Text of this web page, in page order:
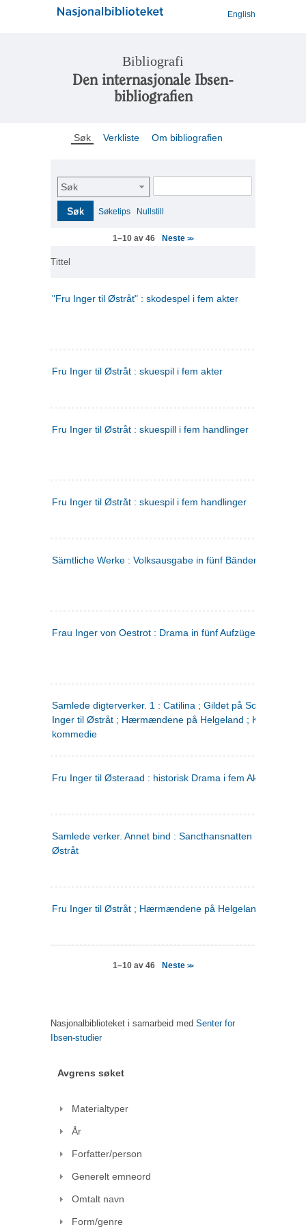
English
Bibliografi
Den internasjonale Ibsen-
bibliografien
Søk Verkliste Om bibliografien
Søk
Søk Søketips Nullstill
1–10 av 46 Neste>>
Tittel
"Fru Inger til Østråt" : skodespel i fem akter
Fru Inger til Østråt : skuespil i fem akter
Fru Inger til Østråt : skuespill i fem handlinger
Fru Inger til Østråt : skuespil i fem handlinger
Sämtliche Werke : Volksausgabe in fünf Bänden
Frau Inger von Oestrot : Drama in fünf Aufzügen
Samlede digterverker. 1 : Catilina ; Gildet på Solhaug ; Fru
Inger til Østråt ; Hærmændene på Helgeland ;
kommedie
Fru Inger til Østeraad : historisk Drama i fem Akter
Samlede verker. Annet bind : Sancthansnatten ; Fru Inger
Østråt
Fru Inger til Østråt ; Hærmændene på Helgeland
1–10 av 46 Neste>>
Nasjonalbiblioteket i samarbeid med Senter for
Ibsen-studier
Avgrens søket
Materialtyper
År
Forfatter/person
Generelt emneord
Omtalt navn
Form/genre